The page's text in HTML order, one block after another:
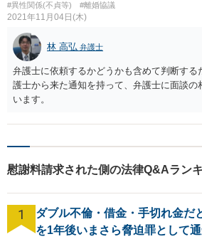
#異性関係(不貞等)
#離婚協議
2021年11月04日(木)
林 高弘 弁護士
弁護士に依頼するかどうかも含めて判断する
護士から来た通知を持って、弁護士に面談の
います。
慰謝料請求された側の法律Q&Aラン
1
ダブル不倫・借金・手切れ金だ
を1年後いまさら脅迫罪として